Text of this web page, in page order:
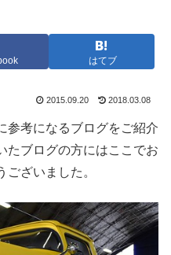
はてブ
2015.09.20 2018.03.08
参考になるブログをご紹介
たブログの方にはここでお
ざいました。